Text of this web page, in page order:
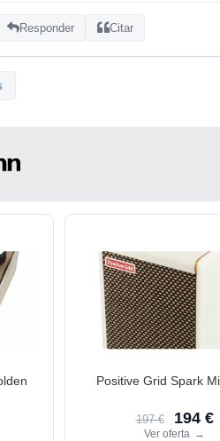
Responder Citar
Positive Grid Spark
197 € 194 €
Ver oferta →